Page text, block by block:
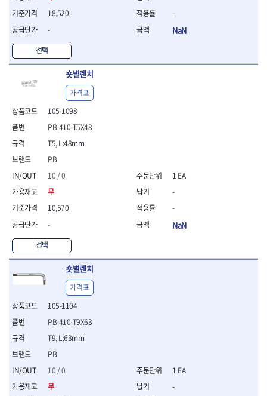
- 케이스
- 핀
18,520
-
선택
-
NaN
숏별렌치
105-1098
PB
10 / 0
무
10,570
-
선택
PB-410-T5X48
T5, L:48mm
가격표
1 EA
-
-
NaN
숏별렌치
105-1104
PB
10 / 0
무
PB-410-T9X63
T9, L:63mm
가격표
1 EA
-